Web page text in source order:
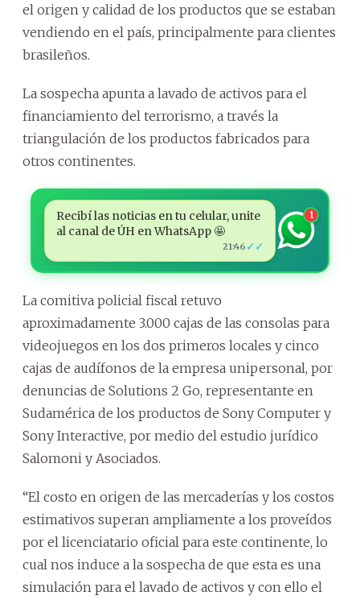
el origen y calidad de los productos que se estaban
vendiendo en el país, principalmente para clientes
brasileños.
La sospecha apunta a lavado de activos para el
financiamiento del terrorismo, a través la
triangulación de los productos fabricados para
otros continentes.
Recibí las noticias en tu celular, unite
al canal de ÚH en WhatsApp 🤩
21:46 ✓✓
1
La comitiva policial fiscal retuvo
aproximadamente 3.000 cajas de las consolas para
videojuegos en los dos primeros locales y cinco
cajas de audífonos de la empresa unipersonal, por
denuncias de Solutions 2 Go, representante en
Sudamérica de los productos de Sony Computer y
Sony Interactive, por medio del estudio jurídico
Salomoni y Asociados.
“El costo en origen de las mercaderías y los costos
estimativos superan ampliamente a los proveídos
por el licenciatario oficial para este continente, lo
cual nos induce a la sospecha de que esta es una
simulación para el lavado de activos y con ello el